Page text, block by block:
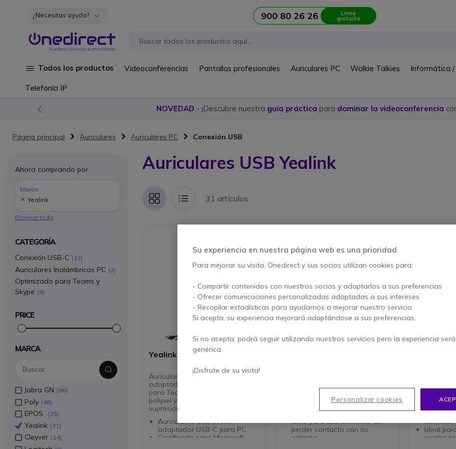
Ir al contenido
¿Necesitas ayuda? 900 80 26 26 Linea
gratuita
Todos los productos Videoconferencias Pantallas profesionales Auriculares PC Walkie Talkies Informática
Telefonía IP
NOVEDAD - ¡Descubre nuestra guía práctica para dominar la videoconferencia
Página principal Auriculares Auriculares PC Conexión USB
Auriculares USB Yealink
Parrilla Lista 31 artículos
Yealink UH35 Mono Teams
Auricular con cable USB-A con
adaptador USB-C certificado
para Teams con almohadilla de
polipiel y dos micrófonos con
supresión de ruido
Auriculares USB-A con
adaptador USB-C para PC
Certificado para Microsoft
Auriculares Mono con
conexión USB para su PC
Ideal para uso intensivo, sin
perder contacto con su
entorno
Yealink
Auricular
USB para
confort
conexión
Ideal
perder
Ahora comprando por
Marca
Yealink
Eliminar todo
CATEGORÍA
Conexión USB-C 12
Auriculares Inalámbricos PC 2
Optimizado para Teams y
Skype
9
PRICE
MARCA
Jabra GN 96
Poly 48
EPOS 35
Yealink 31
Cleyver 14
Su experiencia en nuestra página web es una prioridad
Para mejorar su visita, Onedirect y sus socios utilizan cookies para:
- Compartir contenidos con nuestros socios y adaptarlos a sus preferencias
- Ofrecer comunicaciones personalizadas adaptadas a sus intereses
- Recopilar estadísticas para ayudarnos a mejorar nuestro servicio
Si acepta, su experiencia mejorará adaptándose a sus preferencias.
Si no acepta, podrá seguir utilizando nuestros servicios pero la experiencia
genérica.
¡Disfrute de su visita!
Personalizar cookies